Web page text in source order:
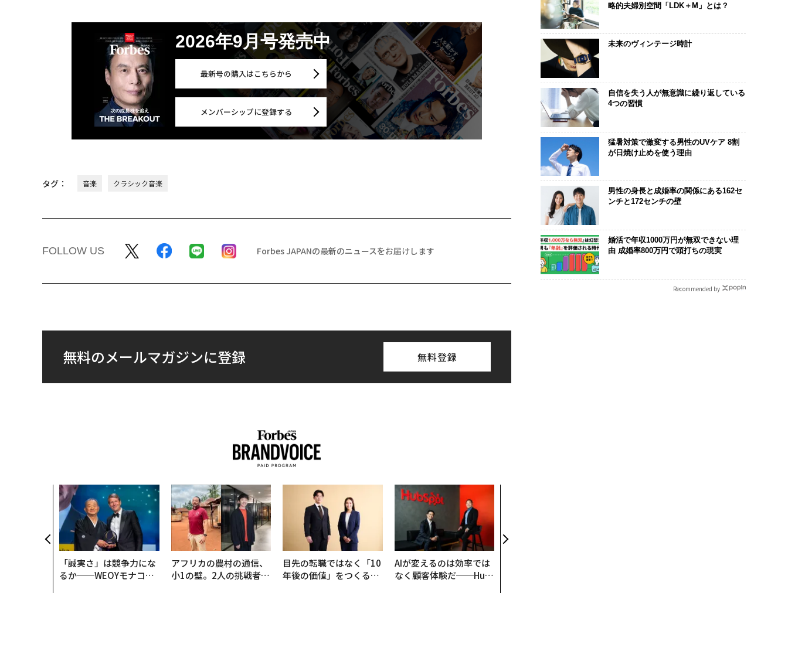
2026年9月号発売中
メンバーシップに登録する
タグ： 音楽 クラシック音楽
FOLLOW US
略的夫婦別空間「LDK＋M」とは？
未来のヴィンテージ時計
自信を失う人が無意識に繰り返している
4つの習慣
猛暑対策で激変する男性のUVケア 8割
が日焼け止めを使う理由
男性の身長と成婚率の関係にある162セ
ンチと172センチの壁
婚活で年収1000万円が無双できない理
由 成婚率800万円で頭打ちの現実
Recommended by